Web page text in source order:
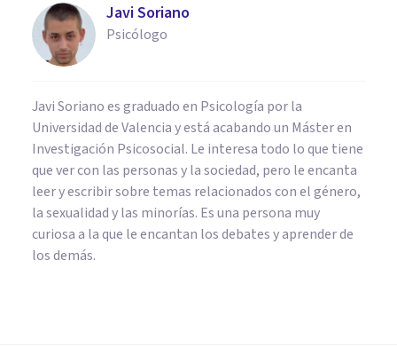
Javi Soriano
Psicólogo
Javi Soriano es graduado en Psicología por la
Universidad de Valencia y está acabando un Máster en
Investigación Psicosocial. Le interesa todo lo que tiene
que ver con las personas y la sociedad, pero le encanta
leer y escribir sobre temas relacionados con el género,
la sexualidad y las minorías. Es una persona muy
curiosa a la que le encantan los debates y aprender de
los demás.